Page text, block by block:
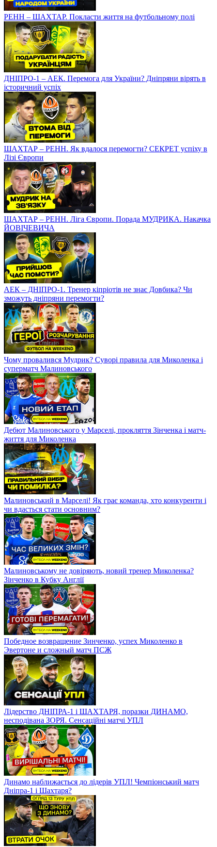
РЕНН – ШАХТАР. Покласти життя на футбольному полі
ДНІПРО-1 – АЕК. Перемога для України? Дніпряни вірять в
історичний успіх
ШАХТАР – РЕНН. Як вдалося перемогти? СЕКРЕТ успіху в
Лізі Європи
ШАХТАР – РЕНН. Ліга Європи. Порада МУДРИКА. Накачка
ЙОВІЧЕВИЧА
АЕК – ДНІПРО-1. Тренер кіпріотів не знає Довбика? Чи
зможуть дніпряни перемогти?
Чому провалився Мудрик? Суворі правила для Миколенка і
суперматч Малиновського
Дебют Малиновського у Марселі, прокляття Зінченка і матч-
життя для Миколенка
Малиновський в Марселі! Як грає команда, хто конкуренти і
чи вдасться стати основним?
Малиновському не довіряють, новий тренер Миколенка?
Зінченко в Кубку Англії
Победное возвращение Зинченко, успех Миколенко в
Эвертоне и сложный матч ПСЖ
Лідерство ДНІПРА-1 і ШАХТАРЯ, поразки ДИНАМО,
несподівана ЗОРЯ. Сенсаційні матчі УПЛ
Динамо наближається до лідерів УПЛ! Чемпіонський матч
Дніпра-1 і Шахтаря?